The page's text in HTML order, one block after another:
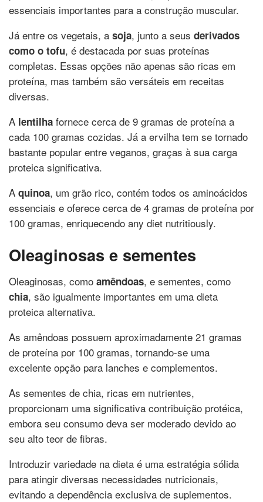
essenciais importantes para a construção muscular.
Já entre os vegetais, a soja, junto a seus derivados
como o tofu, é destacada por suas proteínas
completas. Essas opções não apenas são ricas em
proteína, mas também são versáteis em receitas
diversas.
A lentilha fornece cerca de 9 gramas de proteína a
cada 100 gramas cozidas. Já a ervilha tem se tornado
bastante popular entre veganos, graças à sua carga
proteica significativa.
A quinoa, um grão rico, contém todos os aminoácidos
essenciais e oferece cerca de 4 gramas de proteína por
100 gramas, enriquecendo any diet nutritiously.
Oleaginosas e sementes
Oleaginosas, como amêndoas, e sementes, como
chia, são igualmente importantes em uma dieta
proteica alternativa.
As amêndoas possuem aproximadamente 21 gramas
de proteína por 100 gramas, tornando-se uma
excelente opção para lanches e complementos.
As sementes de chia, ricas em nutrientes,
proporcionam uma significativa contribuição protéica,
embora seu consumo deva ser moderado devido ao
seu alto teor de fibras.
Introduzir variedade na dieta é uma estratégia sólida
para atingir diversas necessidades nutricionais,
evitando a dependência exclusiva de suplementos.